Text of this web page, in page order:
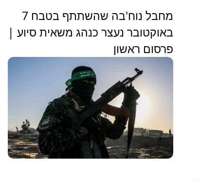
מחבל נוח'בה שהשתתף בטבח 7
באוקטובר נעצר כנהג משאית סיוע |
פרסום ראשון